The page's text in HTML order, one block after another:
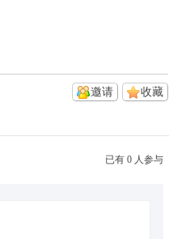
收藏
邀请
已有 0 人参与